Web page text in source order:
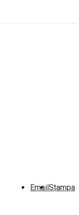
Stampa
Email